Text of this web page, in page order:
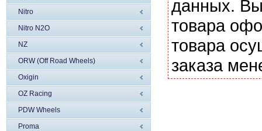
Nitro
Nitro N2O
NZ
ORW (Off Road Wheels)
Oxigin
OZ Racing
PDW Wheels
Proma
данных. Вы
товара
товара
заказа